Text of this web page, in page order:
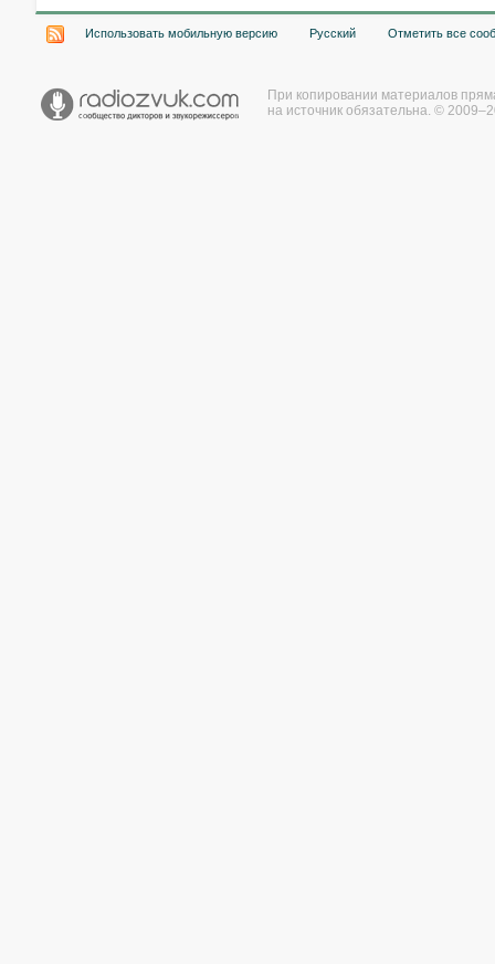
Использовать мобильную версию Русский Отметить все
При копировании материалов
на источник обязательна. ©